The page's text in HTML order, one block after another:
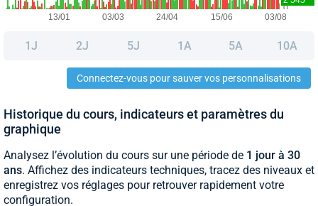
1J 2J 5J 1A 5A 10A
Connectez-vous pour sauver vos personnalisations
Historique du cours, indicateurs et paramètres du
graphique
Analysez l’évolution du cours sur une période de 1 jour à 30
ans. Affichez des indicateurs techniques, tracez des niveaux et
enregistrez vos réglages pour retrouver rapidement votre
configuration.